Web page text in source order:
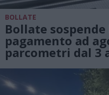
BOLLATE
Bollate sospende
pagamento ad
parcometri dal 3